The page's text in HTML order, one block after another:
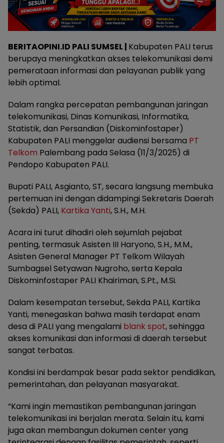
BERITAOPINI.ID PALI SUMSEL | Kabupaten PALI terus
berupaya meningkatkan akses telekomunikasi demi
pemerataan informasi dan pelayanan publik yang
lebih optimal.
Dalam rangka percepatan pembangunan jaringan
telekomunikasi, Dinas Komunikasi, Informatika,
Statistik, dan Persandian (Diskominfostaper)
Kabupaten PALI menggelar audiensi bersama PT
Telkom Palembang pada Selasa (11/3/2025) di
Pendopo Kabupaten PALI.
Bupati PALI, Asgianto, ST, secara langsung membuka
pertemuan ini dengan didampingi Sekretaris Daerah
(Sekda) PALI, Kartika Yanti, S.H., M.H.
Acara ini turut dihadiri oleh sejumlah pejabat
penting, termasuk Asisten III Haryono, S.H., M.M.,
Asisten General Manager PT Telkom Wilayah
Sumbagsel Setyawan Nugroho, serta Kepala
Diskominfostaper PALI Khairiman, S.Pt., M.Si.
Dalam kesempatan tersebut, Sekda PALI, Kartika
Yanti, menegaskan bahwa masih terdapat enam
desa di PALI yang mengalami blank spot, sehingga
akses komunikasi dan informasi di daerah tersebut
sangat terbatas.
Kondisi ini berdampak besar pada sektor pendidikan,
pemerintahan, dan pelayanan masyarakat.
“Kami ingin memastikan pembangunan jaringan
telekomunikasi ini berjalan merata. Selain itu, kami
juga akan membangun dokumen center yang